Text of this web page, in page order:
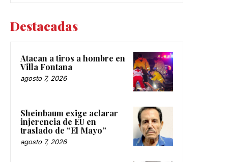
Destacadas
Atacan a tiros a hombre en
Villa Fontana
agosto 7, 2026
Sheinbaum exige aclarar
injerencia de EU en
traslado de “El Mayo”
agosto 7, 2026